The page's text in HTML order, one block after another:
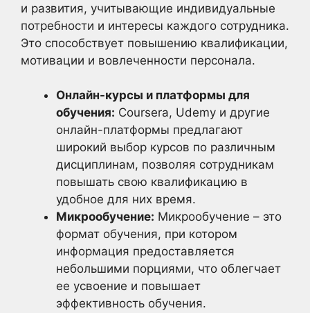
и развития, учитывающие индивидуальные
потребности и интересы каждого сотрудника.
Это способствует повышению квалификации,
мотивации и вовлеченности персонала.
Онлайн-курсы и платформы для
обучения: Coursera, Udemy и другие
онлайн-платформы предлагают
широкий выбор курсов по различным
дисциплинам, позволяя сотрудникам
повышать свою квалификацию в
удобное для них время.
Микрообучение: Микрообучение – это
формат обучения, при котором
информация предоставляется
небольшими порциями, что облегчает
ее усвоение и повышает
эффективность обучения.